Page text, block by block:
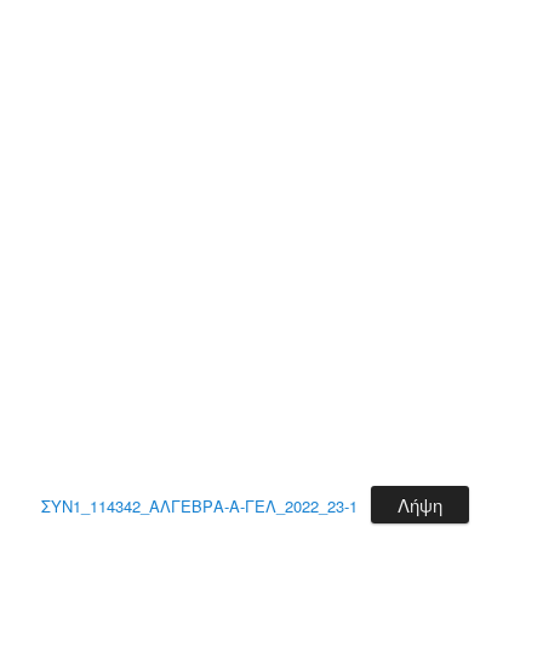
ΣΥΝ1_114342_ΑΛΓΕΒΡΑ-Α-ΓΕΛ_2022_23-1 Λήψη